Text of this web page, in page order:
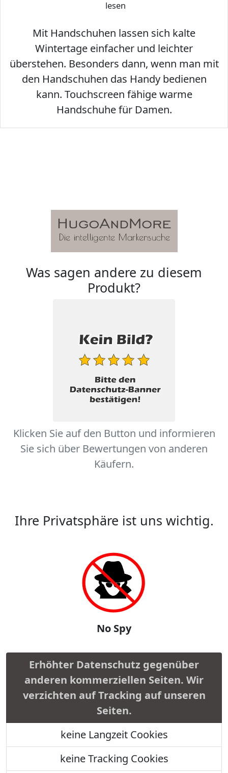
lesen
Mit Handschuhen lassen sich kalte
Wintertage einfacher und leichter
überstehen. Besonders dann, wenn man mit
den Handschuhen das Handy bedienen
kann. Touchscreen fähige warme
Handschuhe für Damen.
Was sagen andere zu diesem
Produkt?
Klicken Sie auf den Button und informieren
Sie sich über Bewertungen von anderen
Käufern.
Ihre Privatsphäre ist uns wichtig.
No Spy
Erhöhter Datenschutz gegenüber
anderen kommerziellen Seiten. Wir
verzichten auf Tracking auf unseren
Seiten.
keine Langzeit Cookies
keine Tracking Cookies